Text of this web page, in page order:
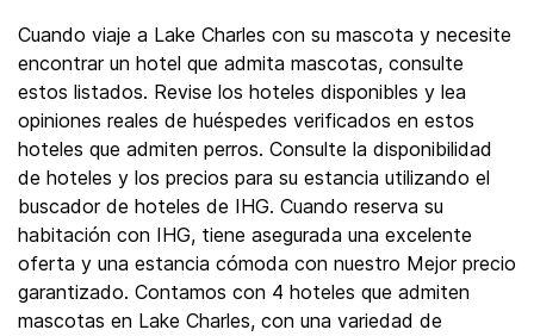
Cuando viaje a Lake Charles con su mascota y necesite
encontrar un hotel que admita mascotas, consulte
estos listados. Revise los hoteles disponibles y lea
opiniones reales de huéspedes verificados en estos
hoteles que admiten perros. Consulte la disponibilidad
de hoteles y los precios para su estancia utilizando el
buscador de hoteles de IHG. Cuando reserva su
habitación con IHG, tiene asegurada una excelente
oferta y una estancia cómoda con nuestro Mejor precio
garantizado. Contamos con 4 hoteles que admiten
mascotas en Lake Charles, con una variedad de